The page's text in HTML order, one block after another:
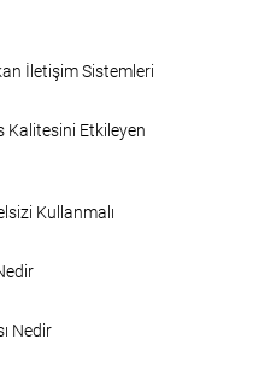
İletişim Sistemleri
Kalitesini Etkileyen
Kullanmalı
Nedir